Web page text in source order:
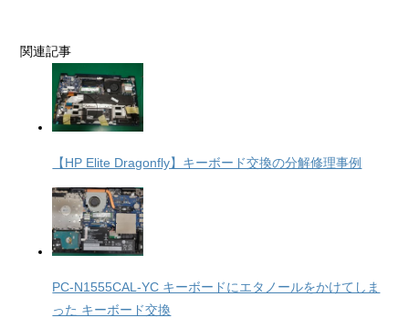
関連記事
【HP Elite Dragonfly】キーボード交換の分解修理事例
PC-N1555CAL-YC キーボードにエタノールをかけてしま
った キーボード交換